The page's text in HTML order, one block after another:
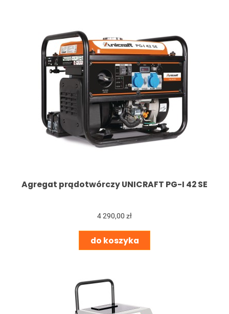
Agregat prądotwórczy UNICRAFT PG-I 42 SE
4 290,00 zł
do koszyka